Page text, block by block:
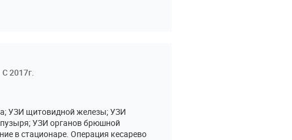
С 2017г.
УЗИ щитовидной железы; УЗИ
УЗИ органов брюшной
в стационаре. Операция кесарево